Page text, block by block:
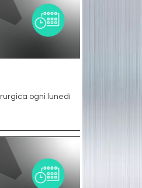
ogni lunedì